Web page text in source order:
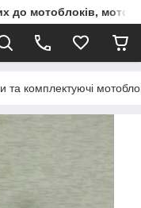
до мотоблоків,
та комплектуючі